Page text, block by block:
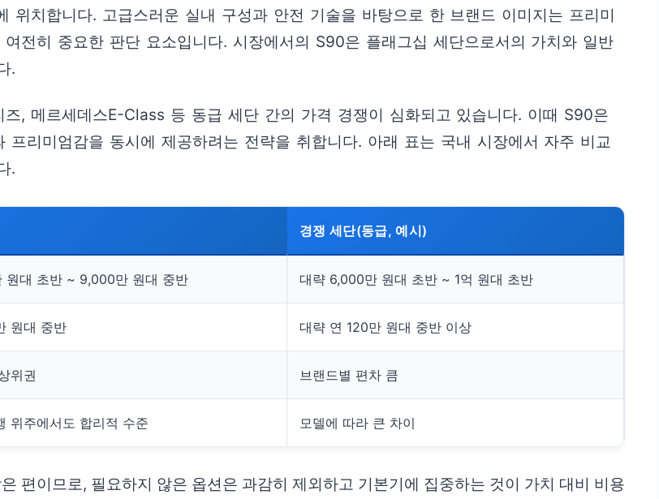
치합니다. 고급스러운 실내 구성과 안전 기술을 바탕으로 한 브랜드 이미지는 프리미
전히 중요한 판단 요소입니다. 시장에서의 S90은 플래그십 세단으로서의 가치와 일반
.
, 메르세데스E-Class 등 동급 세단 간의 가격 경쟁이 심화되고 있습니다. 이때 S90은
리미엄감을 동시에 제공하려는 전략을 취합니다. 아래 표는 국내 시장에서 자주 비교
.
경쟁 세단(동급, 예시)
원대 초반 ~ 9,000만 원대 중반 대략 6,000만 원대 초반 ~ 1억 원대 초반
원대 중반 대략 연 120만 원대 중반 이상
위권 브랜드별 편차 큼
위주에서도 합리적 수준 모델에 따라 큰 차이
편이므로, 필요하지 않은 옵션은 과감히 제외하고 기본기에 집중하는 것이 가치 대비 비용